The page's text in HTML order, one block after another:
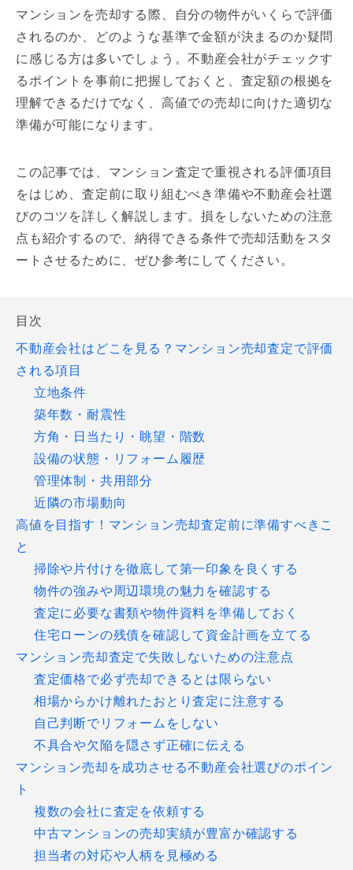
マンションを売却する際、自分の物件がいくらで評価
されるのか、どのような基準で金額が決まるのか疑問
に感じる方は多いでしょう。不動産会社がチェックす
るポイントを事前に把握しておくと、査定額の根拠を
理解できるだけでなく、高値での売却に向けた適切な
準備が可能になります。
この記事では、マンション査定で重視される評価項目
をはじめ、査定前に取り組むべき準備や不動産会社選
びのコツを詳しく解説します。損をしないための注意
点も紹介するので、納得できる条件で売却活動をスタ
ートさせるために、ぜひ参考にしてください。
目次
不動産会社はどこを見る？マンション売却査定で評価
される項目
立地条件
築年数・耐震性
方角・日当たり・眺望・階数
設備の状態・リフォーム履歴
管理体制・共用部分
近隣の市場動向
高値を目指す！マンション売却査定前に準備すべきこ
と
掃除や片付けを徹底して第一印象を良くする
物件の強みや周辺環境の魅力を確認する
査定に必要な書類や物件資料を準備しておく
住宅ローンの残債を確認して資金計画を立てる
マンション売却査定で失敗しないための注意点
査定価格で必ず売却できるとは限らない
相場からかけ離れたおとり査定に注意する
自己判断でリフォームをしない
不具合や欠陥を隠さず正確に伝える
マンション売却を成功させる不動産会社選びのポイン
ト
複数の会社に査定を依頼する
中古マンションの売却実績が豊富か確認する
担当者の対応や人柄を見極める